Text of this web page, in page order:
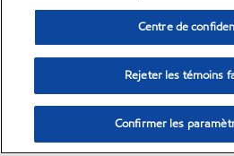
Centre de
Rejeter les témoins
Confirmer les